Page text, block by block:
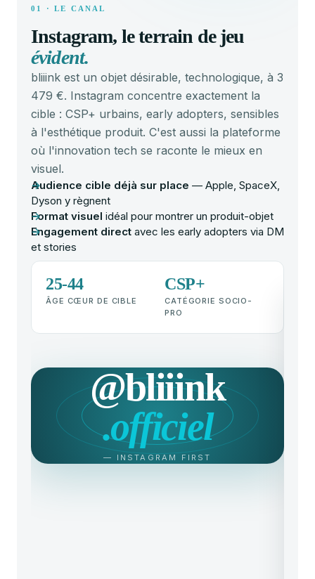
01 · LE CANAL
Instagram, le terrain de jeu
évident.
bliiink est un objet désirable, technologique, à 3
479 €. Instagram concentre exactement la
cible : CSP+ urbains, early adopters, sensibles
à l'esthétique produit. C'est aussi la plateforme
où l'innovation tech se raconte le mieux en
visuel.
Audience cible déjà sur place — Apple, SpaceX,
Dyson y règnent
Format visuel idéal pour montrer un produit-objet
Engagement direct avec les early adopters via DM
et stories
25-44
ÂGE CŒUR DE CIBLE
CSP+
CATÉGORIE SOCIO-
PRO
@bliiink
.officiel
— INSTAGRAM FIRST